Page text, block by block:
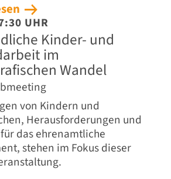
UHR
Kinder- und
im
Wandel
von Kindern und
Herausforderungen und
das ehrenamtliche
stehen im Fokus dieser